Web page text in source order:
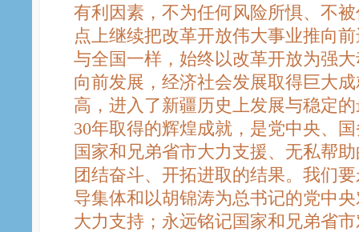
有利因素，不为任何风险所惧、不
点上继续把改革开放伟大事业推向
与全国一样，始终以改革开放为强
向前发展，经济社会发展取得巨大
高，进入了新疆历史上发展与稳定
30年取得的辉煌成就，是党中央、
国家和兄弟省市大力支援、无私帮
团结奋斗、开拓进取的结果。我们
导集体和以胡锦涛为总书记的党中
大力支持；永远铭记国家和兄弟省